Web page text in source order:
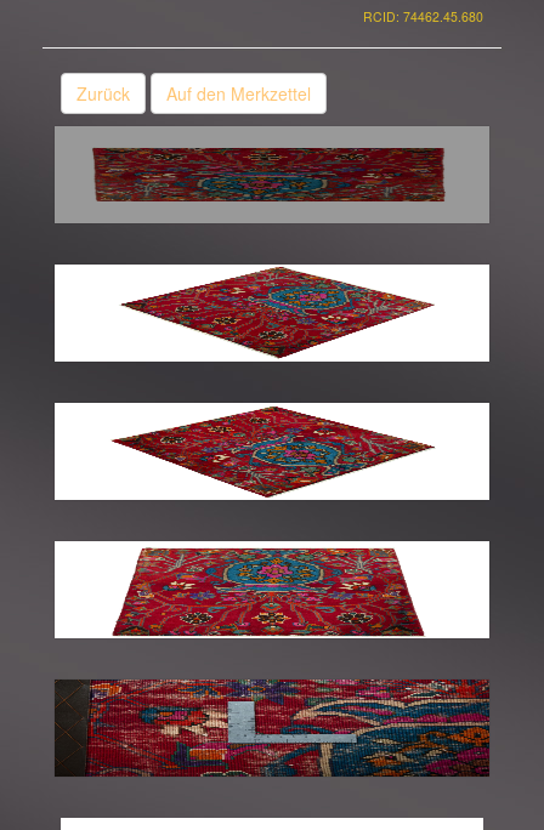
RCID: 74462.45.680
Zurück Auf den Merkzettel